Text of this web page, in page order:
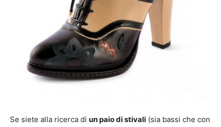
Se siete alla ricerca di un paio di stivali (sia bassi che con